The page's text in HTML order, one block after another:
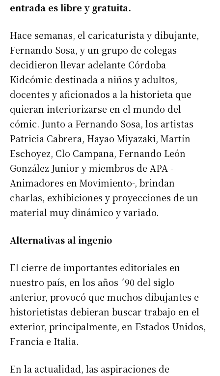
entrada es libre y gratuita.
Hace semanas, el caricaturista y dibujante,
Fernando Sosa, y un grupo de colegas
decidieron llevar adelante Córdoba
Kidcómic destinada a niños y adultos,
docentes y aficionados a la historieta que
quieran interiorizarse en el mundo del
cómic. Junto a Fernando Sosa, los artistas
Patricia Cabrera, Hayao Miyazaki, Martín
Eschoyez, Clo Campana, Fernando León
González Junior y miembros de APA -
Animadores en Movimiento-, brindan
charlas, exhibiciones y proyecciones de un
material muy dinámico y variado.
Alternativas al ingenio
El cierre de importantes editoriales en
nuestro país, en los años ´90 del siglo
anterior, provocó que muchos dibujantes e
historietistas debieran buscar trabajo en el
exterior, principalmente, en Estados Unidos,
Francia e Italia.
En la actualidad, las aspiraciones de